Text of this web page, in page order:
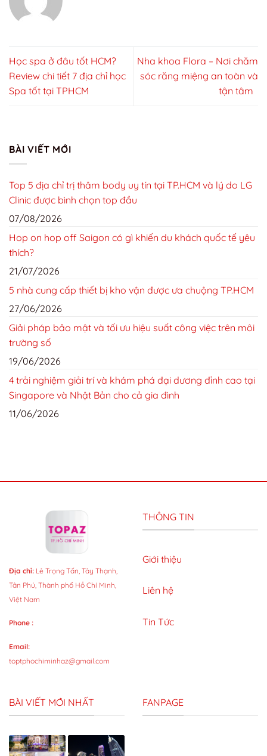
Học spa ở đâu tốt HCM?
Review chi tiết 7 địa chỉ học
Spa tốt tại TPHCM
Nha khoa Flora – Nơi chăm
sóc răng miệng an toàn và
tận tâm
BÀI VIẾT MỚI
Top 5 địa chỉ trị thâm body uy tín tại TP.HCM và lý do LG
Clinic được bình chọn top đầu
07/08/2026
Hop on hop off Saigon có gì khiến du khách quốc tế yêu
thích?
21/07/2026
5 nhà cung cấp thiết bị kho vận được ưa chuộng TP.HCM
27/06/2026
Giải pháp bảo mật và tối ưu hiệu suất công việc trên môi
trường số
19/06/2026
4 trải nghiệm giải trí và khám phá đại dương đỉnh cao tại
Singapore và Nhật Bản cho cả gia đình
11/06/2026
Địa chỉ: Lê Trọng Tấn, Tây Thạnh,
Tân Phú, Thành phố Hồ Chí Minh,
Việt Nam
Phone :
Email:
toptphochiminhaz@gmail.com
THÔNG TIN
Giới thiệu
Liên hệ
Tin Tức
BÀI VIẾT MỚI NHẤT FANPAGE